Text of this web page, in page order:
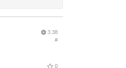
3.38
#
0